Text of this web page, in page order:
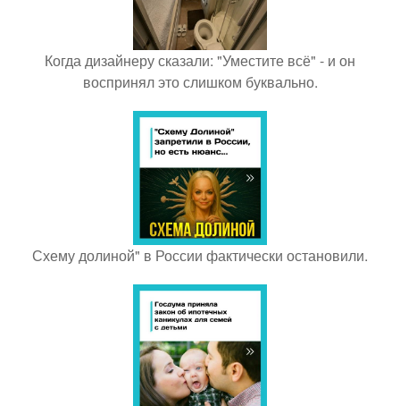
Когда дизайнеру сказали: "Уместите всё" - и он
воспринял это слишком буквально.
Схему долиной" в России фактически остановили.